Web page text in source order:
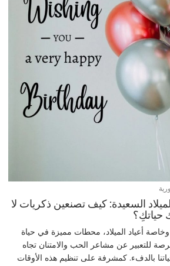
السعيدة: كيف تصنعين ذكريات لا
حياتكِ؟
وخاصة أعياد الميلاد، محطات مميزة في حياة
للتعبير عن مشاعر الحب والامتنان تجاه
بالدفء. كمشرفة على تنظيم هذه الأوقات